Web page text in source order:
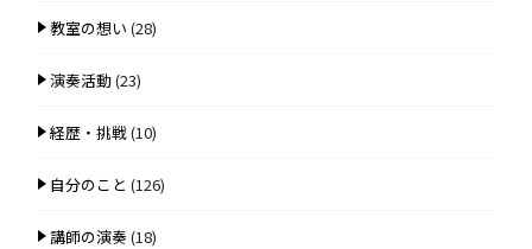
教室の想い (28)
演奏活動(23)
経歴・挑戦(10)
自分のこと (126)
講師の演奏(18)